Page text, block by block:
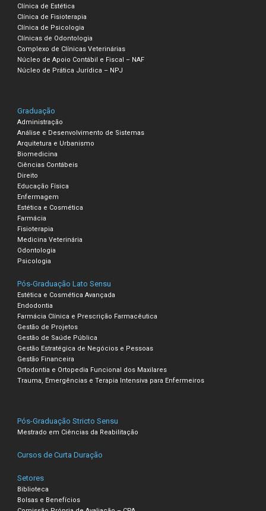
Clínica de Estética
Clínica de Fisioterapia
Clínica de Psicologia
Clínicas de Odontologia
Complexo de Clínicas Veterinárias
Núcleo de Apoio Contábil e Fiscal – NAF
Núcleo de Prática Jurídica – NPJ
Graduação
Administração
Análise e Desenvolvimento de Sistemas
Arquitetura e Urbanismo
Biomedicina
Ciências Contábeis
Direito
Educação Física
Enfermagem
Estética e Cosmética
Farmácia
Fisioterapia
Medicina Veterinária
Odontologia
Psicologia
Pós-Graduação Lato Sensu
Estética e Cosmética Avançada
Endodontia
Farmácia Clínica e Prescrição Farmacêutica
Gestão de Projetos
Gestão de Saúde Pública
Gestão Estratégica de Negócios e Pessoas
Gestão Financeira
Ortodontia e Ortopedia Funcional dos Maxilares
Trauma, Emergências e Terapia Intensiva para Enfermeiros
Pós-Graduação Stricto Sensu
Mestrado em Ciências da Reabilitação
Cursos de Curta Duração
Setores
Biblioteca
Bolsas e Benefícios